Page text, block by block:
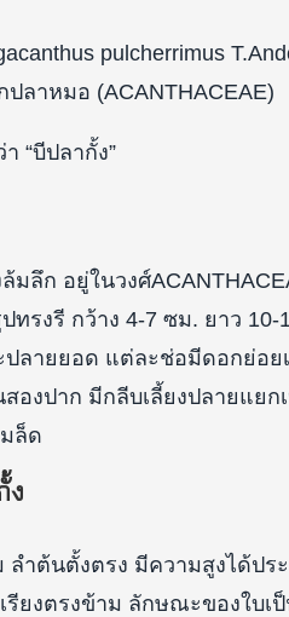
pulcherrimus
ปลาหมอ (ACANTHACEAE)
“บีปลากั้ง”
ลึก อยู่ในวงศ์
ทรงรี กว้าง 4-7 ซม. ยาว
ลายยอด แต่ละช่อมีดอกย่อ
องปาก มีกลีบเลี้ยงปลายแ
ล็ด
ง
ำต้นตั้งตรง มีความสูงได้ปร
เรียงตรงข้าม ลักษณะของใบ